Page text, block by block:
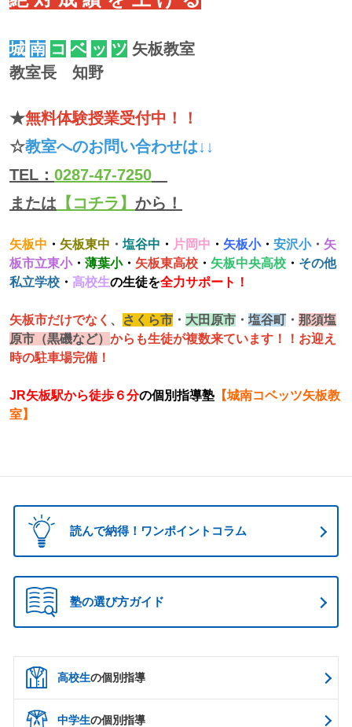
城 南 コ ベ ッ ツ 矢板教室
教室長 知野
★無料体験授業受付中！！
☆教室へのお問い合わせは↓↓
TEL： 0287-47-7250
または 【コチラ】 から！
矢板中 ・ 矢板東中 ・ 塩谷中 ・ 片岡中 ・ 矢板小・ 安沢小・ 矢
板市立東小・ 薄葉小・ 矢板東高校 ・ 矢板中央高校 ・ その他
私立学校 ・ 高校生の生徒を全力サポート！
矢板市だけでなく 、 さくら市 ・ 大田原市 ・ 塩谷町 ・ 那須塩
原市（黒磯など） からも生徒が複数来ています！！お迎え
時の駐車場完備！
JR矢板駅から徒歩６分の個別指導塾 【城南コベッツ矢板教
室】
読んで納得！ワンポイントコラム
塾の選び方ガイド
高校生の個別指導
中学生の個別指導